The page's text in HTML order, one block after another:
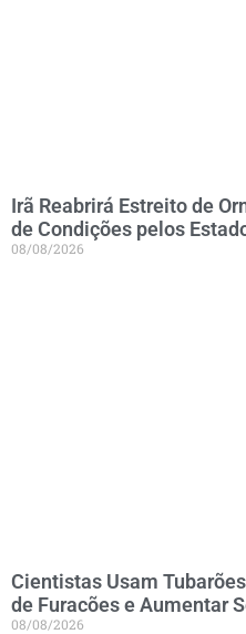
Irã Reabrirá Estreito de
de Condições pelos
08/08/2026
Cientistas Usam
de Furacões e Aumentar
08/08/2026